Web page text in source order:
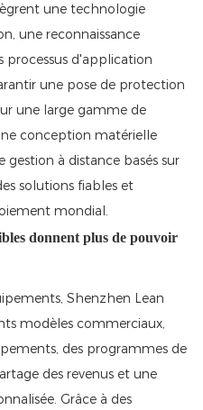
une technologie
une reconnaissance
processus d'application
une pose de protection
une large gamme de
conception matérielle
gestion à distance basés sur
solutions fiables et
mondial.
donnent plus de pouvoir
Shenzhen Lean
modèles commerciaux,
des programmes de
des revenus et une
Grâce à des